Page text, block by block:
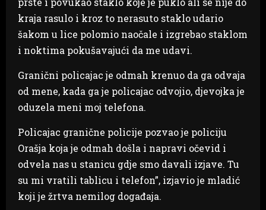
kraja rasulo i kroz to nerasuto staklo udario
šakom u lice polomio naočale i izgrebao staklom
i noktima pokušavajući da me udavi.
Granični policajac je odmah krenuo da ga odvaja
od mene, kada ga je policajac odvojio, djevojka je
oduzela meni moj telefona.
Policajac granične policije pozvao je policiju
Orašja koja je odmah došla i napravi očevid i
odvela nas u stanicu gdje smo davali izjave. Tu
su mi vratili tablicu i telefon”, izjavio je mladić
koji je žrtva nemilog događaja.